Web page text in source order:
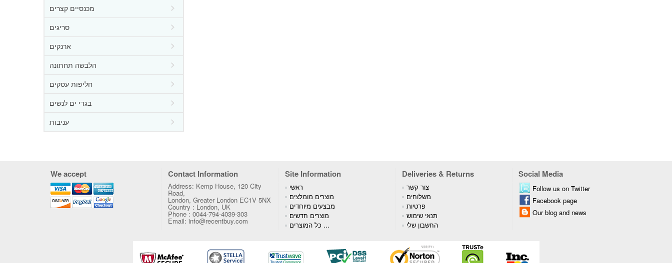
מכנסיים קצרים
סריגים
ארנקים
הלבשה תחתונה
חליפות עסקים
בגדי ים לנשים
עניבות
We accept Contact Information Site Information Deliveries & Returns Social Media
Address: Kemp House, 120 City
Road,
London, Greater London EC1V 5NX
Country : London, UK
Phone : 0044-794-4039-303
Email: info@recentbuy.com
ראשי
מוצרים מומלצים
מבצעים מיוחדים
מוצרים חדשים
כל המוצרים ...
צור קשר
משלוחים
פרטיות
תנאי שימוש
החשבון שלי
Follow us on Twitter
Facebook page
Our blog and news